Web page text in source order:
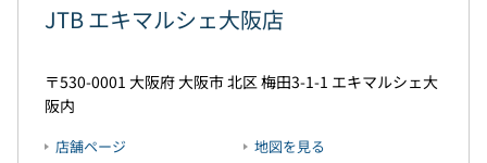
JTB エキマルシェ大阪店
530-0001 大阪府 大阪市北区梅田3-1-1 エキマルシェ大
阪内
店舗ページ
地図を見る